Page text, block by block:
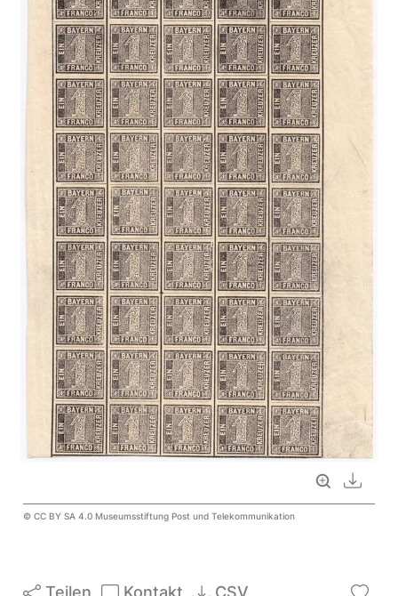
Vollbild
© CC BY SA 4.0 Museumsstiftung Post und Telekommunikation
Teilen Kontakt CSV